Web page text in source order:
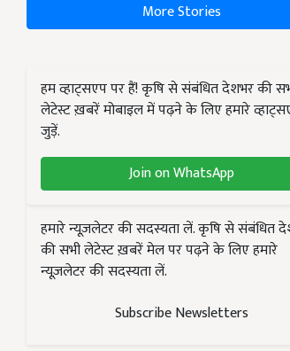
More Stories
हम व्हाट्सएप पर हैं! कृषि से संबंधित देशभर की
लेटेस्ट ख़बरें मोबाइल में पढ़ने के लिए हमारे
जुड़ें.
Join on WhatsApp
हमारे न्यूज़लेटर की सदस्यता लें. कृषि से संबंधित
की सभी लेटेस्ट ख़बरें मेल पर पढ़ने के लिए हमारे
न्यूज़लेटर की सदस्यता लें.
Subscribe Newsletters